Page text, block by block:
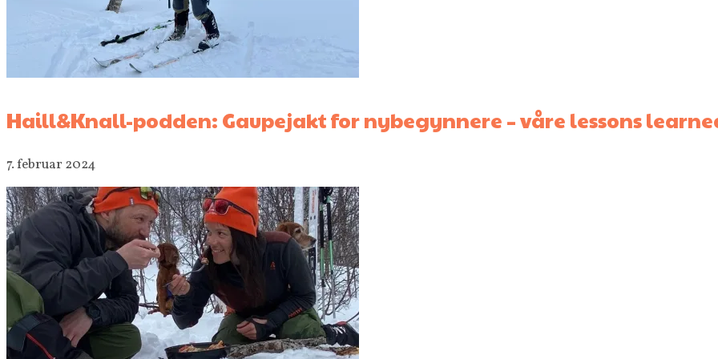
Haill&Knall-podden: Gaupejakt for nybegynnere – våre lessons
7. februar 2024